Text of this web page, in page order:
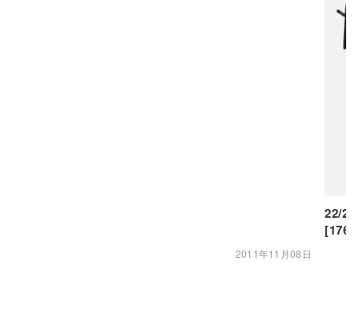
2011年11月08日
22/